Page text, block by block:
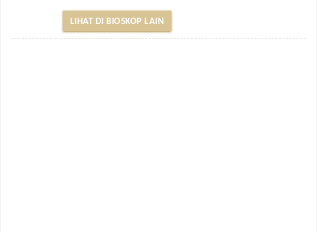
LIHAT DI BIOSKOP LAIN